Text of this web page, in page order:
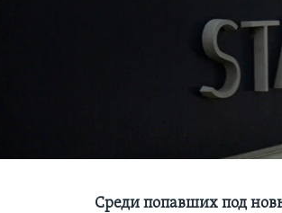
Среди попавших под